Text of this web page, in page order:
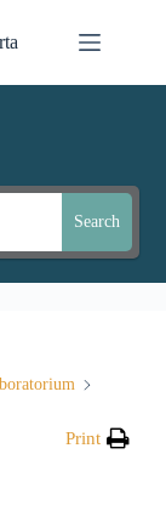
Search
Print